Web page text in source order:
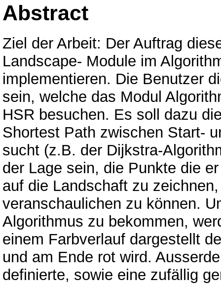
Abstract
Ziel der Arbeit: Der Auftrag
Landscape- Module im
implementieren. Die Benutzer
sein, welche das Modul
HSR besuchen. Es soll dazu
Shortest Path zwischen Start-
sucht (z.B. der Dijkstra-
der Lage sein, die Punkte die
auf die Landschaft zu
veranschaulichen zu können.
Algorithmus zu bekommen,
einem Farbverlauf dargestellt
und am Ende rot wird.
definierte, sowie eine zufällig